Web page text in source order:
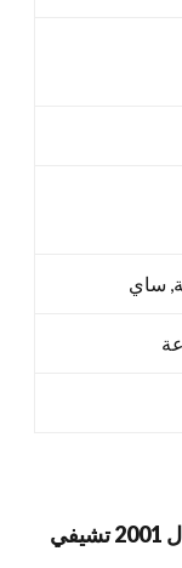
المزيد من صور المصابيح الأمامية LED ل 2001 تشيفي